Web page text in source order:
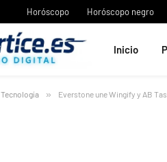
Horóscopo Horóscopo negro
Inicio
Tecnología » Everstone une Wingify y AB